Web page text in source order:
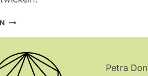
HYPNOSE
UND
PANIKSTÖRUNG
Petra